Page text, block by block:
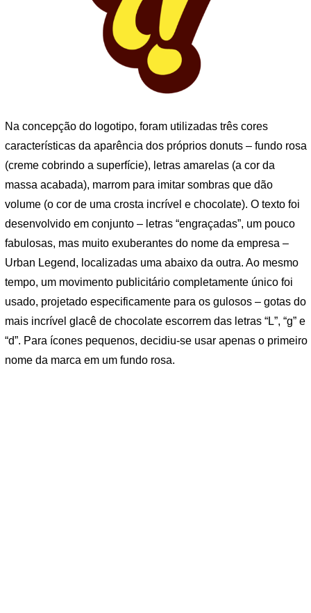
Na concepção do logotipo, foram utilizadas três cores
características da aparência dos próprios donuts – fundo rosa
(creme cobrindo a superfície), letras amarelas (a cor da
massa acabada), marrom para imitar sombras que dão
volume (o cor de uma crosta incrível e chocolate). O texto foi
desenvolvido em conjunto – letras “engraçadas”, um pouco
fabulosas, mas muito exuberantes do nome da empresa –
Urban Legend, localizadas uma abaixo da outra. Ao mesmo
tempo, um movimento publicitário completamente único foi
usado, projetado especificamente para os gulosos – gotas do
mais incrível glacê de chocolate escorrem das letras “L”, “g” e
“d”. Para ícones pequenos, decidiu-se usar apenas o primeiro
nome da marca em um fundo rosa.